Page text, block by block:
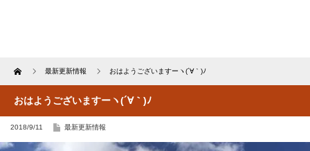
Home 最新更新情報 おはようございますーヽ(´∀｀)ﾉ
おはようございますーヽ(´∀｀)ﾉ
2018/9/11 最新更新情報